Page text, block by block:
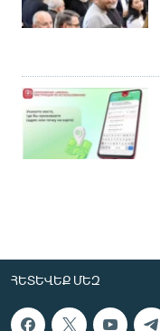
ՀԵՏԵՎԵՔ ՄԵԶ